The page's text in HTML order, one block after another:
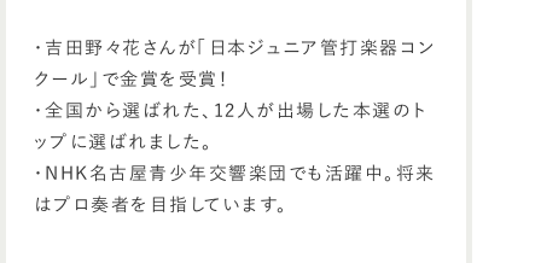
・吉田野々花さんが「日本ジュニア管打楽器コン
クール」で金賞を受賞！
・全国から選ばれた、12人が出場した本選のト
ップに選ばれました。
・NHK名古屋青少年交響楽団でも活躍中。将来
はプロ奏者を目指しています。